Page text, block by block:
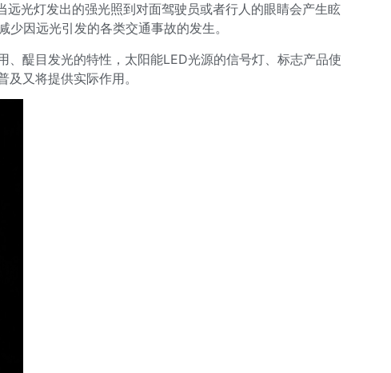
光灯发出的强光照到对面驾驶员或者行人的眼睛会产生眩
因远光引发的各类交通事故的发生。
醍目发光的特性，太阳能LED光源的信号灯、标志产品使
又将提供实际作用。